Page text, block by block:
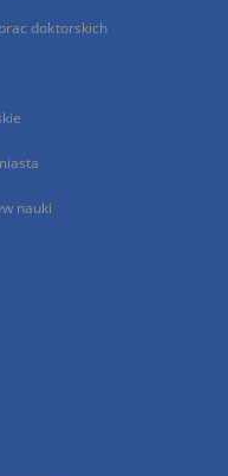
doktorskich
nauki